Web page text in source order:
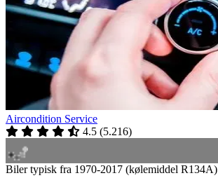
Aircondition Service
4.5 (5.216)
Biler typisk fra 1970-2017 (kølemiddel R134A)